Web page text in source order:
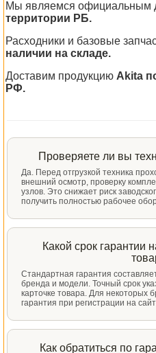
Мы являемся официальным
территории РБ.
Расходники и базовые
наличии на складе.
Доставим продукцию Akita
РФ.
Проверяете ли вы
Да. Перед отгрузкой техника
внешний осмотр, проверку
узлов. Это снижает риск
получить полностью рабочее
Какой срок гарантии
Стандартная гарантия
бренда и модели. Точный срок
карточке товара. Для некоторых
гарантия при регистрации на
Как обратиться по